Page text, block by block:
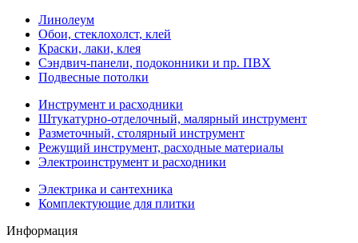
Линолеум
Обои, стеклохолст, клей
Краски, лаки, клея
Сэндвич-панели, подоконники и пр. ПВХ
Подвесные потолки
Инструмент и расходники
Штукатурно-отделочный, малярный инструмент
Разметочный, столярный инструмент
Режущий инструмент, расходные материалы
Электроинструмент и расходники
Электрика и сантехника
Комплектующие для плитки
Информация